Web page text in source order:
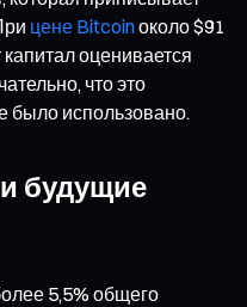
цене Bitcoinоколо $91
оценивается
что это
было использовано.
будущие
5,5% общего